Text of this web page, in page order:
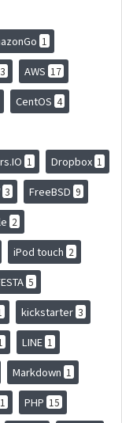
1
3 AWS 17
CentOS 4
1 Dropbox 1
3 FreeBSD 9
2
iPod touch 2
5
kickstarter 3
LINE 1
Markdown 1
1 PHP 15